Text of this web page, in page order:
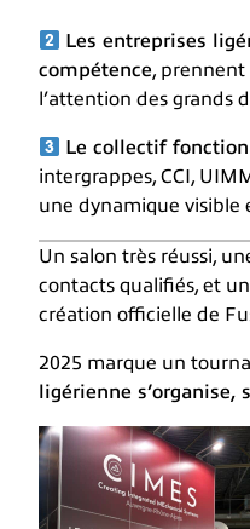
Les entreprises
compétence,
l’attention des grands
Le collectif
intergrappes, CCI,
une dynamique visible
Un salon très réussi,
contacts qualifiés, et
création officielle de
2025 marque un
ligérienne s’organise,